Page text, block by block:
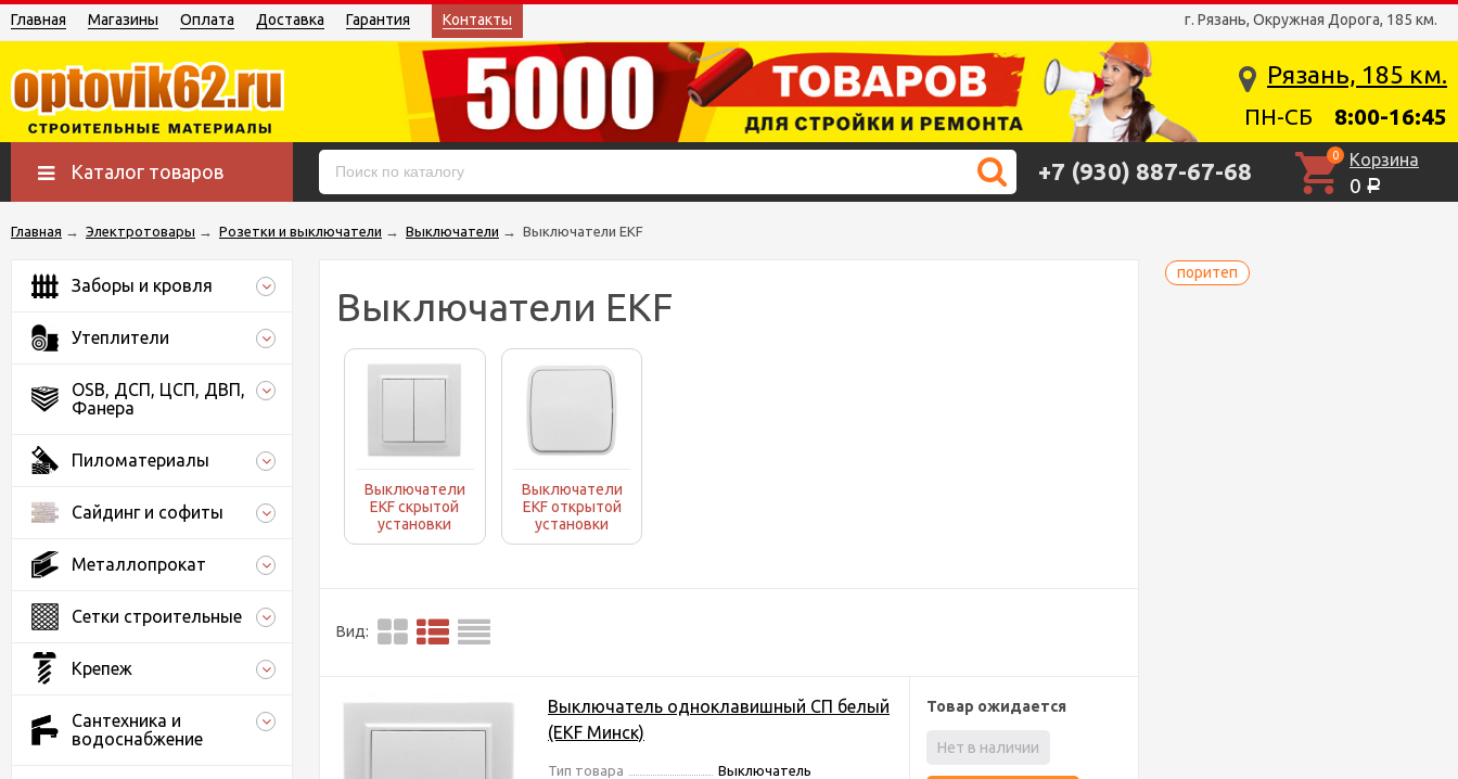
г. Рязань, Окружная Дорога, 185 км.
Главная Магазины Оплата Доставка Гарантия Контакты
Рязань, 185 км.
ПН-СБ 8:00-16:45
Каталог товаров +7 (930) 887-67-68
0 Корзина
0 Р
Главная → Электротовары → Розетки и выключатели → Выключатели → Выключатели EKF
поритеп
Заборы и кровля
Утеплители
OSB, ДСП, ЦСП, ДВП,
Фанера
Пиломатериалы
Сайдинг и софиты
Металлопрокат
Сетки строительные
Крепеж
Сантехника и
водоснабжение
Выключатели EKF
Выключатели
EKF скрытой
установки
Выключатели
EKF открытой
установки
Вид:
Выключатель одноклавишный СП белый
(EKF Минск)
Тип товара
Выключатель
Товар ожидается
Нет в наличии